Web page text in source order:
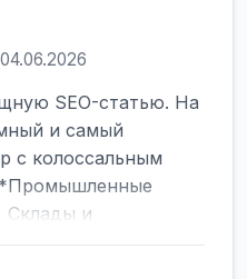
SEO-статью. На
и самый
с колоссальным
Склады и
...